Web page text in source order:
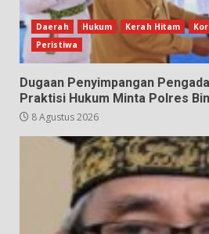
Daerah Hukum Kerah Hitam
Peristiwa
Dugaan Penyimpangan
Praktisi Hukum Minta Polres
8 Agustus 2026